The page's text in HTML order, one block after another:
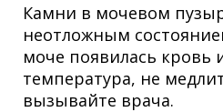
Камни в мочевом
неотложным
моче появилась кровь
температура, не
вызывайте врача.